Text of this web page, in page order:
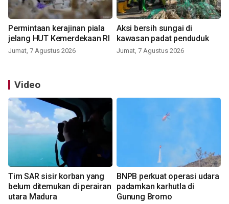
Permintaan kerajinan piala
jelang HUT Kemerdekaan RI
Jumat, 7 Agustus 2026
Aksi bersih sungai di
kawasan padat penduduk
Jumat, 7 Agustus 2026
Video
Tim SAR sisir korban yang
belum ditemukan di perairan
utara Madura
BNPB perkuat operasi udara
padamkan karhutla di
Gunung Bromo